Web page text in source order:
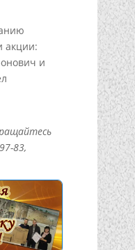
акции:
и
83,